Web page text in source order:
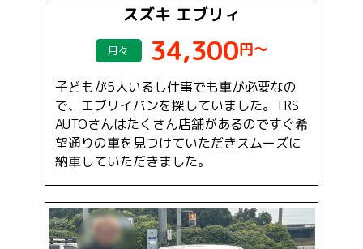
スズキ エブリィ
月々 34,300円～
子どもが5人いるし仕事でも車が必要なの
で、エブリイバンを探していました。TRS
AUTOさんはたくさん店舗があるのですぐ希
望通りの車を見つけていただきスムーズに
納車していただきました。